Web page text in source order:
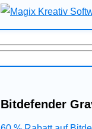
Bitdefender